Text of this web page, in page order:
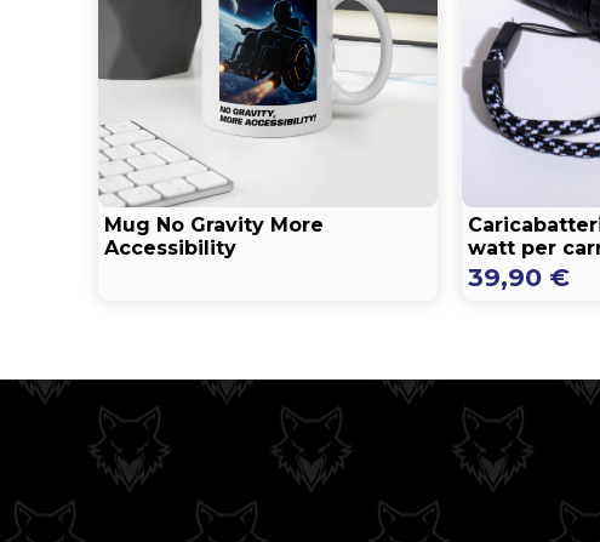
Mug No Gravity More
Accessibility
watt per
39,90 €